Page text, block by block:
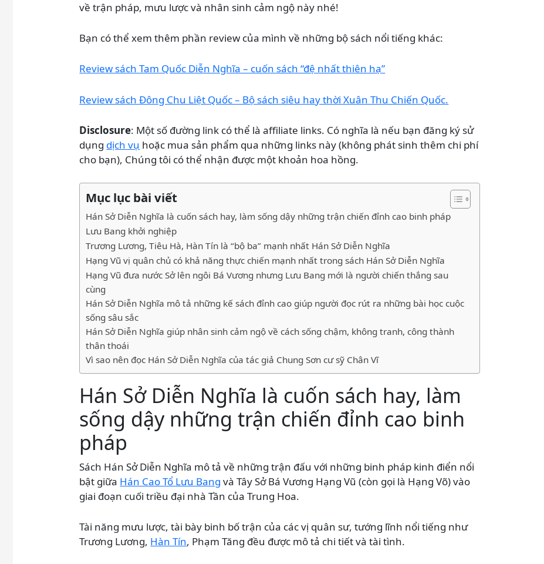
về trận pháp, mưu lược và nhân sinh cảm ngộ này nhé!
Bạn có thể xem thêm phần review của mình về những bộ sách nổi tiếng khác:
Review sách Tam Quốc Diễn Nghĩa – cuốn sách “đệ nhất thiên hạ”
Review sách Đông Chu Liệt Quốc – Bộ sách siêu hay thời Xuân Thu Chiến Quốc.
Disclosure: Một số đường link có thể là affiliate links. Có nghĩa là nếu bạn đăng ký sử
dụng dịch vụ hoặc mua sản phẩm qua những links này (không phát sinh thêm chi phí
cho bạn), Chúng tôi có thể nhận được một khoản hoa hồng.
Mục lục bài viết
Hán Sở Diễn Nghĩa là cuốn sách hay, làm sống dậy những trận chiến đỉnh cao binh pháp
Lưu Bang khởi nghiệp
Trương Lương, Tiêu Hà, Hàn Tín là “bộ ba” mạnh nhất Hán Sở Diễn Nghĩa
Hạng Vũ vị quân chủ có khả năng thực chiến mạnh nhất trong sách Hán Sở Diễn Nghĩa
Hạng Vũ đưa nước Sở lên ngôi Bá Vương nhưng Lưu Bang mới là người chiến thắng sau
cùng
Hán Sở Diễn Nghĩa mô tả những kế sách đỉnh cao giúp người đọc rút ra những bài học cuộc
sống sâu sắc
Hán Sở Diễn Nghĩa giúp nhân sinh cảm ngộ về cách sống chậm, không tranh, công thành
thân thoái
Vì sao nên đọc Hán Sở Diễn Nghĩa của tác giả Chung Sơn cư sỹ Chân Vĩ
Hán Sở Diễn Nghĩa là cuốn sách hay, làm
sống dậy những trận chiến đỉnh cao binh
pháp
Sách Hán Sở Diễn Nghĩa mô tả về những trận đấu với những binh pháp kinh điển nổi
bật giữa Hán Cao Tổ Lưu Bang và Tây Sở Bá Vương Hạng Vũ (còn gọi là Hạng Võ) vào
giai đoạn cuối triều đại nhà Tần của Trung Hoa.
Tài năng mưu lược, tài bày binh bố trận của các vị quân sư, tướng lĩnh nổi tiếng như
Trương Lương, Hàn Tín, Phạm Tăng đều được mô tả chi tiết và tài tình.